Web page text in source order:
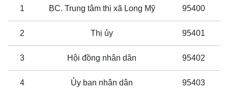
1 BC. Trung tâm thị xã Long Mỹ 95400
2 Thị ủy 95401
3 Hội đồng nhân dân 95402
4 Ủy ban nhân dân 95403